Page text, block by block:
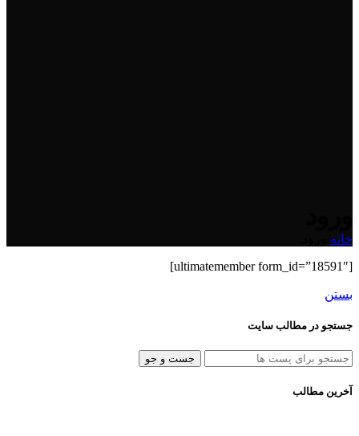
خانه
[ultimatemember form_id=”18591″]
بستن
جستجو در مطالب سایت
جست و جو
آخرین مطالب